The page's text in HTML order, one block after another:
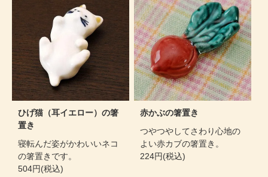
ひげ猫（耳イエロー）の箸
置き
寝転んだ姿がかわいいネコ
の箸置きです。
504円(税込)
赤かぶの箸置き
つやつやしてさわり心地の
よい赤カブの箸置き。
224円(税込)